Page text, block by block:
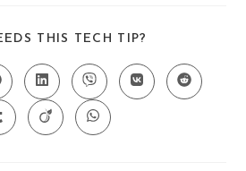
THIS TECH TIP?
CONTENT
Opens
in
a
new
window
Opens
in
a
new
window
Opens
in
Opens
in
Opens
in
Opens
in